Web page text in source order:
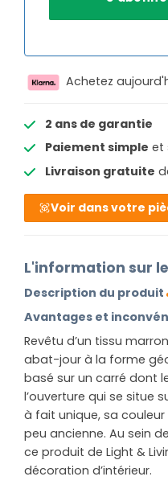
Achetez
2 ans de garantie
Paiement simple et
Livraison gratuite
Voir dans votre
L'information sur
Description du produit
Avantages et
Revêtu d’un tissu
abat-jour à la forme
basé sur un carré dont
l’ouverture qui se situe
à fait unique, sa
peu ancienne. Au sein
ce produit de Light &
décoration d’intérieur.